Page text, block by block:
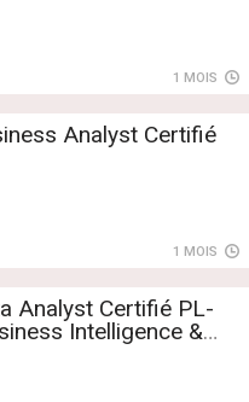
1 MOIS
Analyst Certifié
1 MOIS
Analyst Certifié PL-
Intelligence &